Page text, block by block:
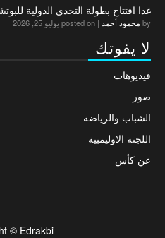
غدا افتتاح بطولة التحدي الدولية للبوتشيا
by محمود أحمد | posted on يوليو 25, 2026
لا يفوتك
فيديوهات
صور
الشباب والرياضة
اللجنة الاوليمبية
عن كأس
© Edrakbi.